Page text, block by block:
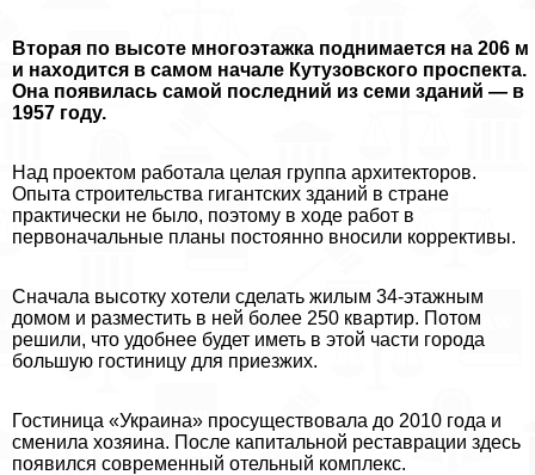
Вторая по высоте многоэтажка поднимается на 206 м
и находится в самом начале Кутузовского проспекта.
Она появилась самой последний из семи зданий — в
1957 году.
Над проектом работала целая группа архитекторов.
Опыта строительства гигантских зданий в стране
пpaктически не было, поэтому в ходе работ в
первоначальные планы постоянно вносили коррективы.
Сначала высотку хотели сделать жилым 34-этажным
домом и разместить в ней более 250 квартир. Потом
решили, что удобнее будет иметь в этой части города
большую гостиницу для приезжих.
Гостиница «Украина» просуществовала до 2010 года и
сменила хозяина. После капитальной реставрации здесь
появился современный отельный комплекс.